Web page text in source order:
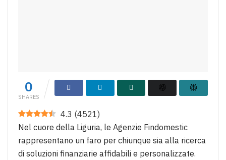
0
SHARES
4.3 (4521)
Nel cuore della Liguria, le Agenzie Findomestic
rappresentano un faro per chiunque sia alla ricerca
di soluzioni finanziarie affidabili e personalizzate.